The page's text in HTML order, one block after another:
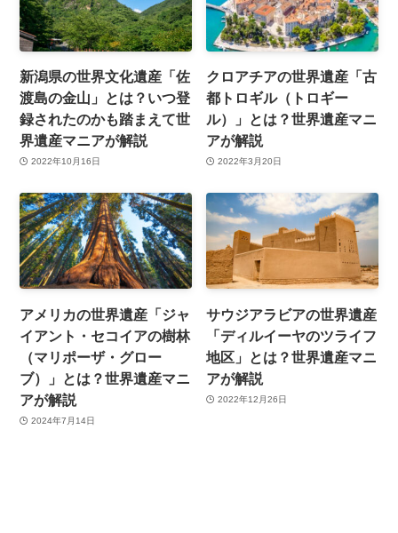
新潟県の世界文化遺産「佐
渡島の金山」とは？いつ登
録されたのかも踏まえて世
界遺産マニアが解説
2022年10月16日
クロアチアの世界遺産「古
都トロギル（トロギー
ル）」とは？世界遺産マニ
アが解説
2022年3月20日
アメリカの世界遺産「ジャ
イアント・セコイアの樹林
（マリポーザ・グロー
ブ）」とは？世界遺産マニ
アが解説
2024年7月14日
サウジアラビアの世界遺産
「ディルイーヤのツライフ
地区」とは？世界遺産マニ
アが解説
2022年12月26日